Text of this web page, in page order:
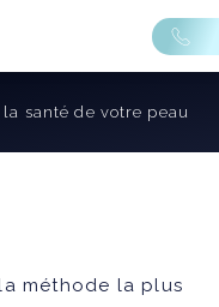
santé de votre peau
méthode la plus